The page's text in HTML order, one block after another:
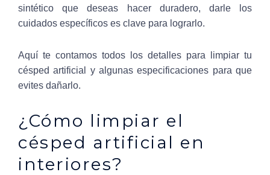
sintético que deseas hacer duradero, darle los
cuidados específicos es clave para lograrlo.
Aquí te contamos todos los detalles para limpiar tu
césped artificial y algunas especificaciones para que
evites dañarlo.
¿Cómo limpiar el
césped artificial en
interiores?